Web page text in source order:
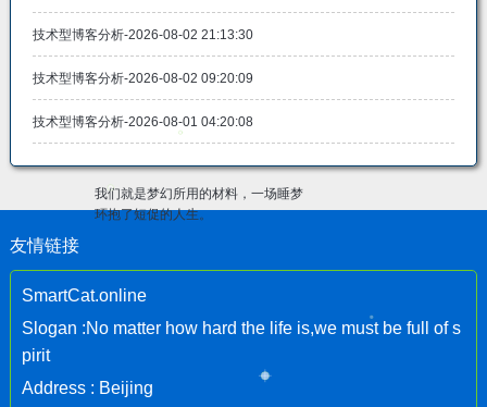
技术型博客分析-2026-08-02 21:13:30
技术型博客分析-2026-08-02 09:20:09
技术型博客分析-2026-08-01 04:20:08
友情链接
SmartCat.online
Slogan :No matter how hard the life is,we must be full of s
pirit
Address : Beijing
我们就是梦幻所用的材料，一场睡梦
环抱了短促的人生。